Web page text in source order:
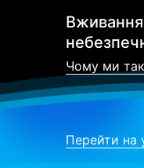
Вживання
Чому ми
Перейти на